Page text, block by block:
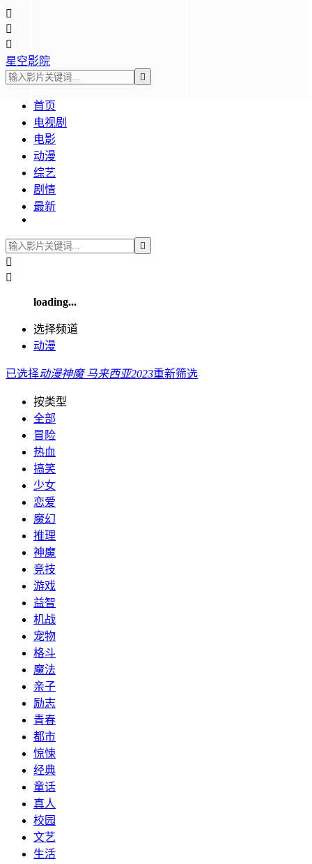



星空影院

首页
电视剧
电影
动漫
综艺
剧情
最新



loading...
选择频道
动漫
已选择动漫神魔马来西亚2023重新筛选
按类型
全部
冒险
热血
搞笑
少女
恋爱
魔幻
推理
神魔
竞技
游戏
益智
机战
宠物
格斗
魔法
亲子
励志
青春
都市
惊悚
经典
童话
真人
校园
文艺
生活